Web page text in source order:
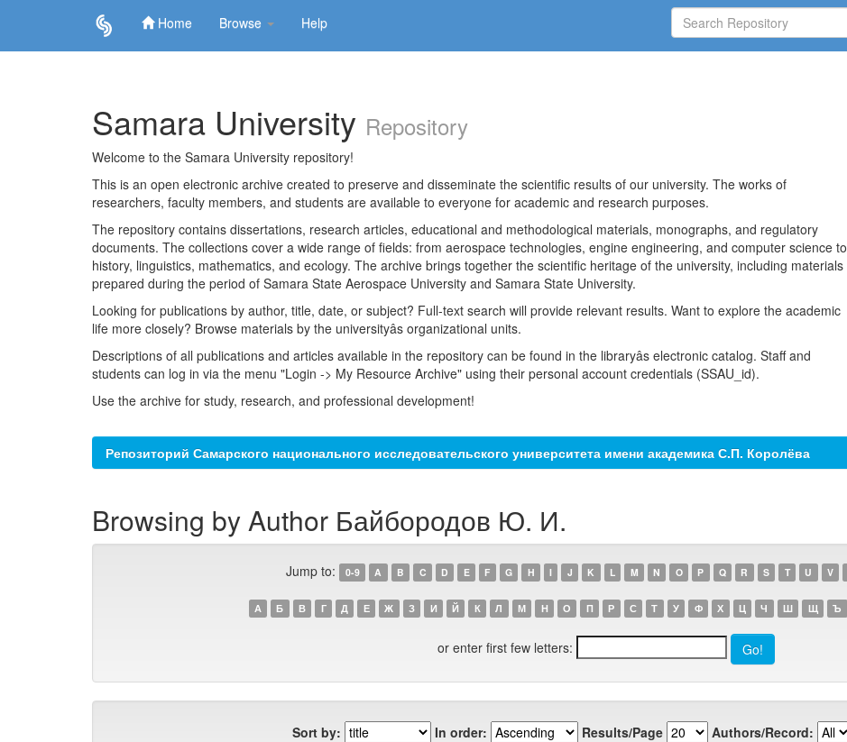
Home Browse Help
Samara University Repository
Welcome to the Samara University repository!
This is an open electronic archive created to preserve and disseminate the scientific results of our university. The works of
researchers, faculty members, and students are available to everyone for academic and research purposes.
The repository contains dissertations, research articles, educational and methodological materials, monographs, and regulatory
documents. The collections cover a wide range of fields: from aerospace technologies, engine engineering, and computer science to
history, linguistics, mathematics, and ecology. The archive brings together the scientific heritage of the university, including materials
prepared during the period of Samara State Aerospace University and Samara State University.
Looking for publications by author, title, date, or subject? Full-text search will provide relevant results. Want to explore the academic
life more closely? Browse materials by the universityâs organizational units.
Descriptions of all publications and articles available in the repository can be found in the libraryâs electronic catalog. Staff and
students can log in via the menu "Login -> My Resource Archive" using their personal account credentials (SSAU_id).
Use the archive for study, research, and professional development!
Репозиторий Самарского национального исследовательского университета имени академика С.П. Королёва
Browsing by Author Байбородов Ю. И.
Jump to: 0-9 A B C D E F G H I J K L M N O P Q R S T U V
А Б В Г Д Е Ж З И Й К Л М Н О П Р С Т У Ф Х Ц Ч Ш Щ Ъ
or enter first few letters:
Sort by: In order: Results/Page Authors/Record: